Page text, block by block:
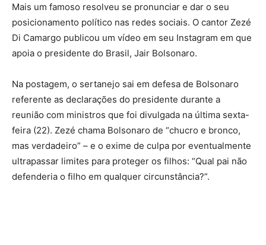
Mais um famoso resolveu se pronunciar e dar o seu
posicionamento político nas redes sociais. O cantor Zezé
Di Camargo publicou um vídeo em seu Instagram em que
apoia o presidente do Brasil, Jair Bolsonaro.
Na postagem, o sertanejo sai em defesa de Bolsonaro
referente as declarações do presidente durante a
reunião com ministros que foi divulgada na última sexta-
feira (22). Zezé chama Bolsonaro de “chucro e bronco,
mas verdadeiro” – e o exime de culpa por eventualmente
ultrapassar limites para proteger os filhos: “Qual pai não
defenderia o filho em qualquer circunstância?”.